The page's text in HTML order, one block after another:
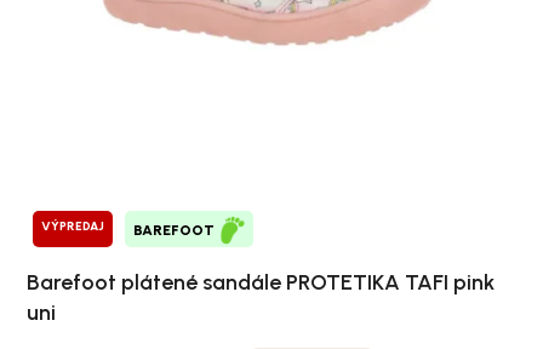
VÝPREDAJ BAREFOOT
Barefoot plátené sandále PROTETIKA TAFI pink
uni